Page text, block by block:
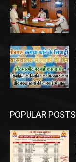
POPULAR POSTS